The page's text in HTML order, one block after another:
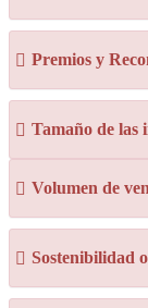
Premios y
Tamaño de las
Volumen de
Sostenibilidad